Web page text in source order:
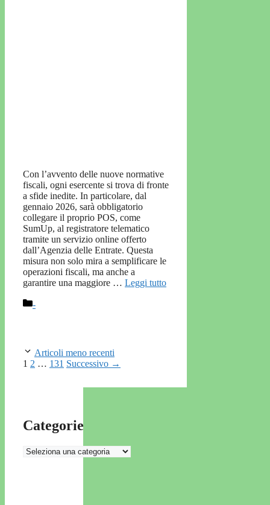
Con l’avvento delle nuove normative
fiscali, ogni esercente si trova di fronte
a sfide inedite. In particolare, dal
gennaio 2026, sarà obbligatorio
collegare il proprio POS, come
SumUp, al registratore telematico
tramite un servizio online offerto
dall’Agenzia delle Entrate. Questa
misura non solo mira a semplificare le
operazioni fiscali, ma anche a
garantire una maggiore … Leggi tutto
Categorie
-
Articoli meno recenti
Pagina
1 Pagina
2 … Pagina
131 Successivo →
Categorie
Categorie